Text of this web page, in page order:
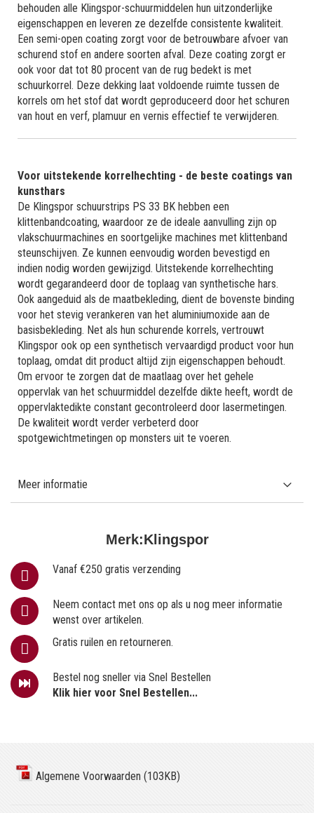
Merk:Klingspor
Vanaf €250 gratis verzending
Neem contact met ons op als u nog meer informatie
wenst over artikelen.
Gratis ruilen en retourneren.
Bestel nog sneller via Snel Bestellen
Klik hier voor Snel Bestellen...
behouden alle Klingspor-schuurmiddelen hun uitzonderlijke
eigenschappen en leveren ze dezelfde consistente kwaliteit.
Een semi-open coating zorgt voor de betrouwbare afvoer van
schurend stof en andere soorten afval. Deze coating zorgt er
ook voor dat tot 80 procent van de rug bedekt is met
schuurkorrel. Deze dekking laat voldoende ruimte tussen de
korrels om het stof dat wordt geproduceerd door het schuren
van hout en verf, plamuur en vernis effectief te verwijderen.
Voor uitstekende korrelhechting - de beste coatings van
kunsthars
De Klingspor schuurstrips PS 33 BK hebben een
klittenbandcoating, waardoor ze de ideale aanvulling zijn op
vlakschuurmachines en soortgelijke machines met klittenband
steunschijven. Ze kunnen eenvoudig worden bevestigd en
indien nodig worden gewijzigd. Uitstekende korrelhechting
wordt gegarandeerd door de toplaag van synthetische hars.
Ook aangeduid als de maatbekleding, dient de bovenste binding
voor het stevig verankeren van het aluminiumoxide aan de
basisbekleding. Net als hun schurende korrels, vertrouwt
Klingspor ook op een synthetisch vervaardigd product voor hun
toplaag, omdat dit product altijd zijn eigenschappen behoudt.
Om ervoor te zorgen dat de maatlaag over het gehele
oppervlak van het schuurmiddel dezelfde dikte heeft, wordt de
oppervlaktedikte constant gecontroleerd door lasermetingen.
De kwaliteit wordt verder verbeterd door
spotgewichtmetingen op monsters uit te voeren.
Meer informatie
Algemene Voorwaarden (103KB)